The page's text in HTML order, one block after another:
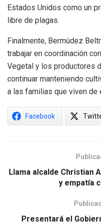
Estados Unidos como un
libre de plagas.
Finalmente, Bermúdez
trabajar en coordinación
Vegetal y los productores
continuar manteniendo
a las familias que viven de
Facebook
Llama alcalde Christian
y empatía
Presentará el